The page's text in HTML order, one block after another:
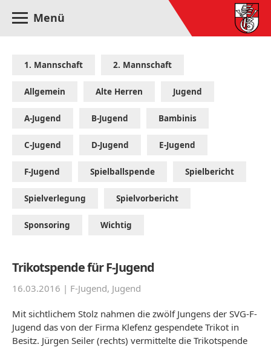
Menü
1. Mannschaft 2. Mannschaft
Allgemein Alte Herren Jugend
A-Jugend B-Jugend Bambinis
C-Jugend D-Jugend E-Jugend
F-Jugend Spielballspende Spielbericht
Spielverlegung Spielvorbericht
Sponsoring Wichtig
Trikotspende für F-Jugend
16.03.2016 | F-Jugend, Jugend
Mit sichtlichem Stolz nahmen die zwölf Jungens der SVG-F-
Jugend das von der Firma Klefenz gespendete Trikot in
Besitz. Jürgen Seiler (rechts) vermittelte die Trikotspende